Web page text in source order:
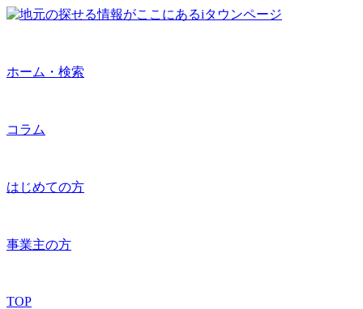
ホーム・検索
コラム
はじめての方
事業主の方
TOP